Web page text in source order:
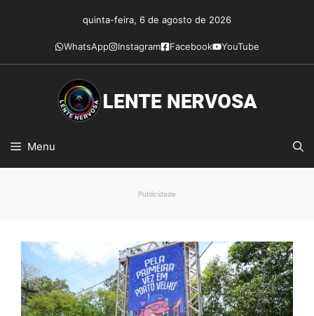
conteúdo
quinta-feira, 6 de agosto de 2026
WhatsApp Instagram Facebook YouTube
Menu
Publicidade